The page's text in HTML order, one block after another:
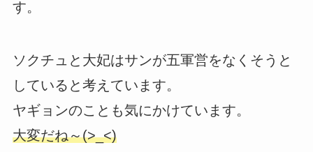
す。
ソクチュと大妃はサンが五軍営をなくそうと
していると考えています。
ヤギョンのことも気にかけています。
大変だね～(>_<)